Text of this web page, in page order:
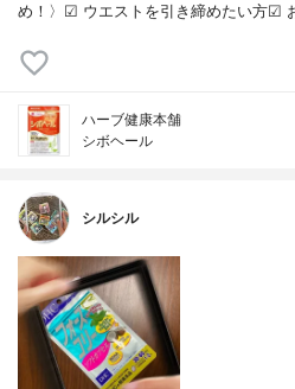
め！〉︎︎︎︎☑︎︎︎︎︎ ウエストを引き締めたい方︎︎︎︎☑︎
ハーブ健康本舗
シボヘール
シルシル